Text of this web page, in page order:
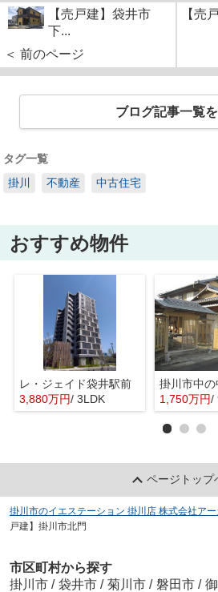
【売戸建】袋井市
下...
＜ 前のページ
【売
ブログ記事一覧
タグ一覧
掛川
不動産 中古住宅
おすすめ物件
レ・ジェイド袋井駅前
3,880万円/ 3LDK
掛川市中
1,750万円/
ページトップ
掛川市のイエステーション 掛川店 株式会社アー
戸建】掛川市北門
市区町村から探す
掛川市 / 袋井市 / 菊川市 / 磐田市 /